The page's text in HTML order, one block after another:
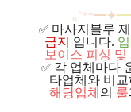
｡˚**━✦━
✅ 마사지블루
금지
입니다.
보이스 피싱
✅ 각 업체마다
타업체와 비
해당업체 의 룰